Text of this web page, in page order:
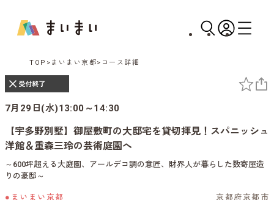
TOP まいまい京都 コース詳細
7月29日(水)13:00～14:30
【宇多野別墅】御屋敷町の大邸宅を貸切拝見！スパニッシュ
洋館＆重森三玲の芸術庭園へ
～600坪超える大庭園、アールデコ調の意匠、財界人が暮らした数寄屋造
りの豪邸～
●まいまい京都 京都府京都市